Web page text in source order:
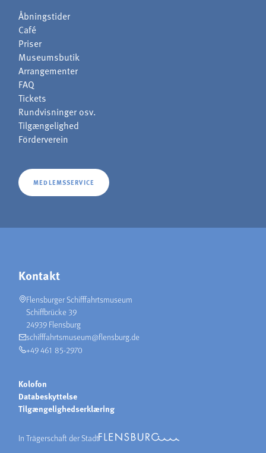
Åbningstider
Café
Priser
Museumsbutik
Arrangementer
FAQ
Tickets
Rundvisninger osv.
Tilgængelighed
Förderverein
MEDLEMSSERVICE
Kontakt
Flensburger Schifffahrtsmuseum
Schiffbrücke 39
24939 Flensburg
schifffahrtsmuseum@flensburg.de
+49 461 85-2970
In Trägerschaft der Stadt
Kolofon
Databeskyttelse
Tilgængelighedserklæring